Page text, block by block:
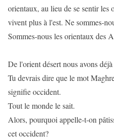
orientaux, au lieu de se sentir les
vivent plus à l'est. Ne sommes-
Sommes-nous les orientaux des
De l'orient désert nous avons
Tu devrais dire que le mot
signifie occident.
Tout le monde le sait.
Alors, pourquoi appelle-t-on
cet occident?